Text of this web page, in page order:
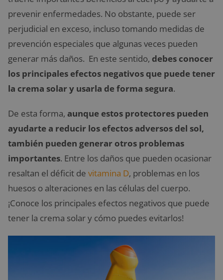
prevenir enfermedades. No obstante, puede ser
perjudicial en exceso, incluso tomando medidas de
prevención especiales que algunas veces pueden
generar más daños. En este sentido, debes conocer
los principales efectos negativos que puede tener
la crema solar y usarla de forma segura.
De esta forma, aunque estos protectores pueden
ayudarte a reducir los efectos adversos del sol,
también pueden generar otros problemas
importantes. Entre los daños que pueden ocasionar
resaltan el déficit de vitamina D, problemas en los
huesos o alteraciones en las células del cuerpo.
¡Conoce los principales efectos negativos que puede
tener la crema solar y cómo puedes evitarlos!